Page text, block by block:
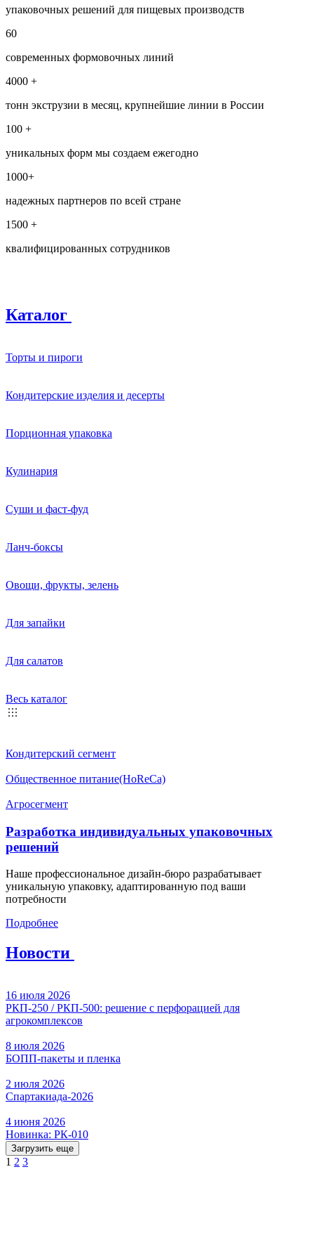
упаковочных решений для пищевых производств
60
современных формовочных линий
4000 +
тонн экструзии в месяц, крупнейшие линии в России
100 +
уникальных форм мы создаем ежегодно
1000+
надежных партнеров по всей стране
1500 +
квалифицированных сотрудников
Каталог
Торты и пироги
Кондитерские изделия и десерты
Порционная упаковка
Кулинария
Суши и фаст-фуд
Ланч-боксы
Овощи, фрукты, зелень
Для запайки
Для салатов
Весь каталог
Кондитерский сегмент
Общественное питание(HoReCa)
Агросегмент
Разработка индивидуальных упаковочных
решений
Наше профессиональное дизайн-бюро разрабатывает
уникальную упаковку, адаптированную под ваши
потребности
Подробнее
Новости
16 июля 2026
РКП-250 / РКП-500: решение с перфорацией для
агрокомплексов
8 июля 2026
БОПП-пакеты и пленка
2 июля 2026
Спартакиада-2026
4 июня 2026
Новинка: РК-010
Загрузить еще
1 2 3